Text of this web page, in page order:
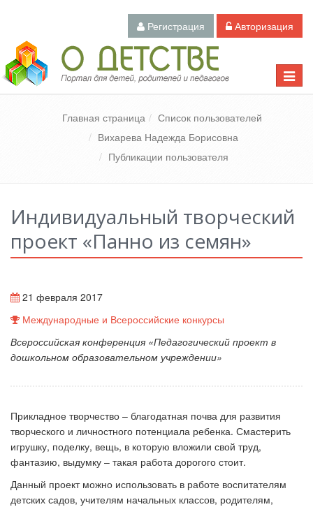
Регистрация Авторизация
Toggle
Педагогический портал «О детстве»
Главная страница
Список пользователей
Вихарева Надежда Борисовна
Публикации пользователя
Индивидуальный творческий
проект «Панно из семян»
21 февраля 2017
Международные и Всероссийские конкурсы
Всероссийская конференция «Педагогический проект в
дошкольном образовательном учреждении»
Прикладное творчество – благодатная почва для развития
творческого и личностного потенциала ребенка. Смастерить
игрушку, поделку, вещь, в которую вложили свой труд,
фантазию, выдумку – такая работа дорогого стоит.
Данный проект можно использовать в работе воспитателям
детских садов, учителям начальных классов, родителям,